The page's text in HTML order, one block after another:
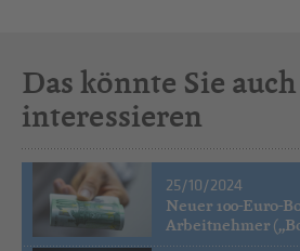
Das könnte Sie auch
interessieren
25/10/2024
Neuer 100-Euro-
Arbeitnehmer